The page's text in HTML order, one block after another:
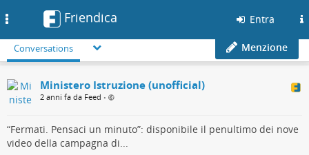
Friendica Entra
Conversations Menzione
Ministero Istruzione (unofficial)
2 anni fa da Feed •
“Fermati. Pensaci un minuto”: disponibile il penultimo dei nove
video della campagna di...